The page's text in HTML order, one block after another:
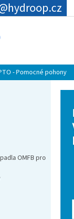
- Pomocné pohony
OMFB pro